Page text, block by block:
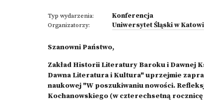
Typ wydarzenia: Konferencja
Organizatorzy: Uniwersytet Śląski w
Szanowni Państwo,
Zakład Historii Literatury Baroku i Dawnej
Dawna Literatura i Kultura" uprzejmie
naukowej "W poszukiwaniu nowości.
Kochanowskiego (w czterechsetną